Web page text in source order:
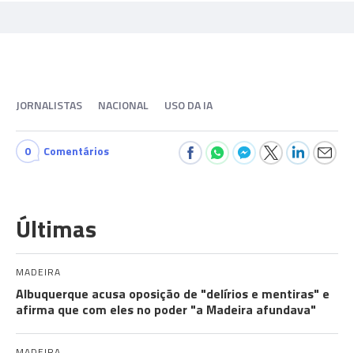
JORNALISTAS NACIONAL USO DA IA
0 Comentários
Últimas
MADEIRA
Albuquerque acusa oposição de "delírios e mentiras" e
afirma que com eles no poder "a Madeira afundava"